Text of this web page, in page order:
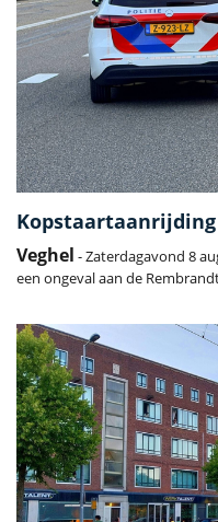
Veghel - Zaterdagavond 8
een ongeval aan de